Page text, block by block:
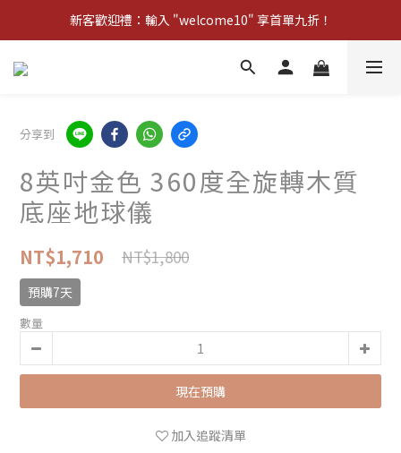
新客歡迎禮：輸入 "welcome10" 享首單九折！
新客歡迎禮：輸入 "welcome10" 享首單九折！
Pom d'Api 畢業特典 · 全品項買一送一
分享到
8英吋金色 360度全旋轉木質
底座地球儀
NT$1,710 NT$1,800
預購7天
數量
現在預購
加入追蹤清單